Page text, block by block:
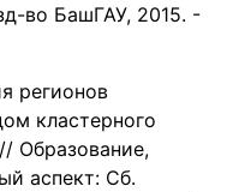
во БашГАУ, 2015. -
регионов
кластерного
Образование,
аспект: Сб.